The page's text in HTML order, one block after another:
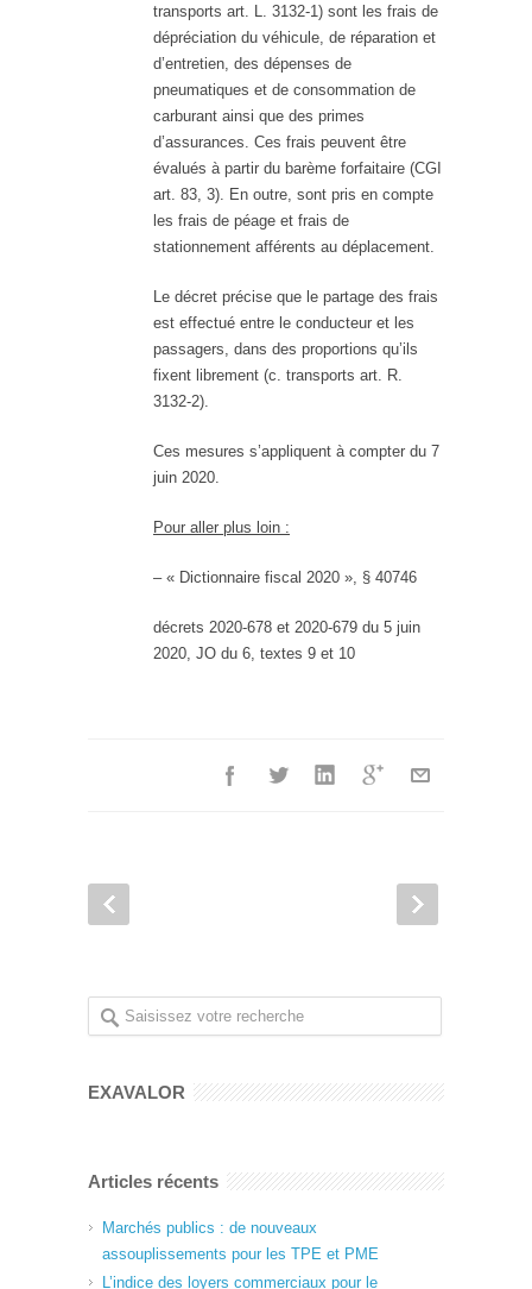
transports art. L. 3132-1) sont les frais de
dépréciation du véhicule, de réparation et
d’entretien, des dépenses de
pneumatiques et de consommation de
carburant ainsi que des primes
d’assurances. Ces frais peuvent être
évalués à partir du barème forfaitaire (CGI
art. 83, 3). En outre, sont pris en compte
les frais de péage et frais de
stationnement afférents au déplacement.
Le décret précise que le partage des frais
est effectué entre le conducteur et les
passagers, dans des proportions qu’ils
fixent librement (c. transports art. R.
3132-2).
Ces mesures s’appliquent à compter du 7
juin 2020.
Pour aller plus loin :
– « Dictionnaire fiscal 2020 », § 40746
décrets 2020-678 et 2020-679 du 5 juin
2020, JO du 6, textes 9 et 10
EXAVALOR
Articles récents
Marchés publics : de nouveaux
assouplissements pour les TPE et PME
L’indice des loyers commerciaux pour le